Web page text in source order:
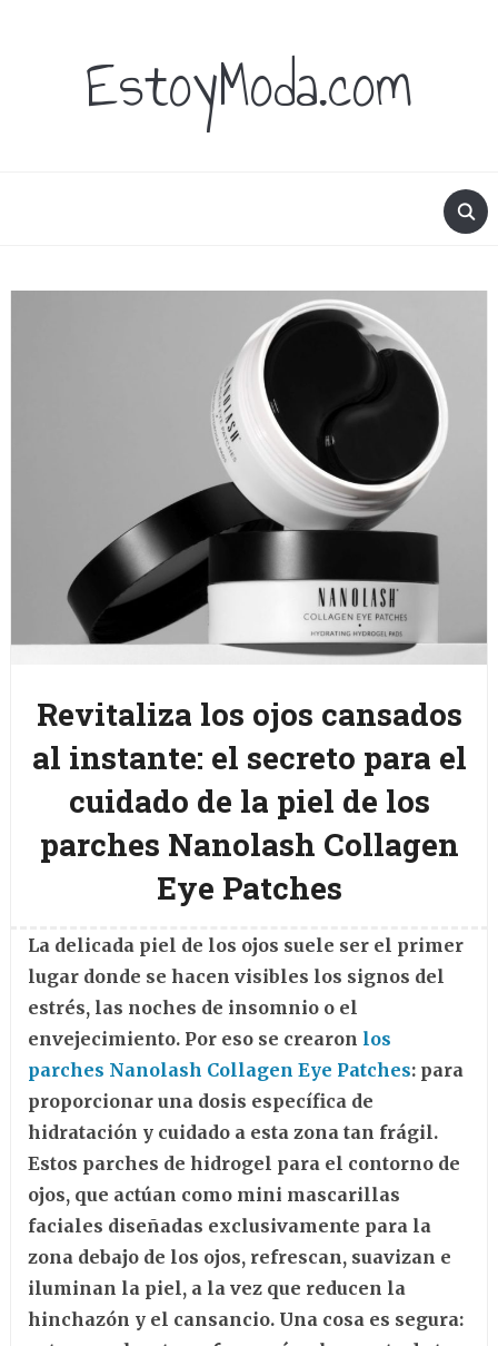
EstoyModa.com
Revitaliza los ojos cansados
al instante: el secreto para el
cuidado de la piel de los
parches Nanolash Collagen
Eye Patches
La delicada piel de los ojos suele ser el primer
lugar donde se hacen visibles los signos del
estrés, las noches de insomnio o el
envejecimiento. Por eso se crearon los
parches Nanolash Collagen Eye Patches: para
proporcionar una dosis específica de
hidratación y cuidado a esta zona tan frágil.
Estos parches de hidrogel para el contorno de
ojos, que actúan como mini mascarillas
faciales diseñadas exclusivamente para la
zona debajo de los ojos, refrescan, suavizan e
iluminan la piel, a la vez que reducen la
hinchazón y el cansancio. Una cosa es segura: